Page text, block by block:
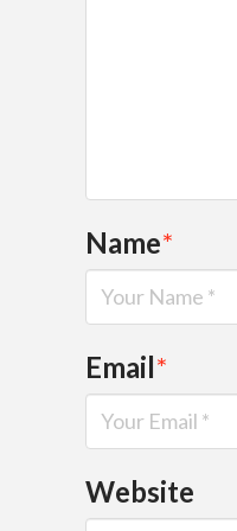
Name*
Email*
Website